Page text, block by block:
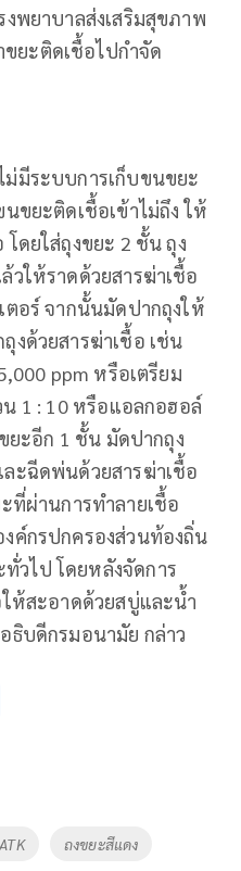
พยาบาลส่งเสริมสุขภาพ
ยะติดเชื้อไปกำจัด
มีระบบการเก็บขนขยะ
ขยะติดเชื้อเข้าไม่ถึง ให้
โดยใส่ถุงขยะ 2 ชั้น ถุง
ให้ราดด้วยสารฆ่าเชื้อ
ตอร์ จากนั้นมัดปากถุงให้
ด้วยสารฆ่าเชื้อ เช่น
ppm หรือเตรียม
1 : 10 หรือแอลกอฮอล์
ยะอีก 1 ชั้น มัดปากถุง
ะฉีดพ่นด้วยสารฆ่าเชื้อ
ที่ผ่านการทำลายเชื้อ
ค์กรปกครองส่วนท้องถิ่น
วไป โดยหลังจัดการ
ห้สะอาดด้วยสบู่และน้ำ
ธิบดีกรมอนามัย กล่าว
ถงขยะสีแดง